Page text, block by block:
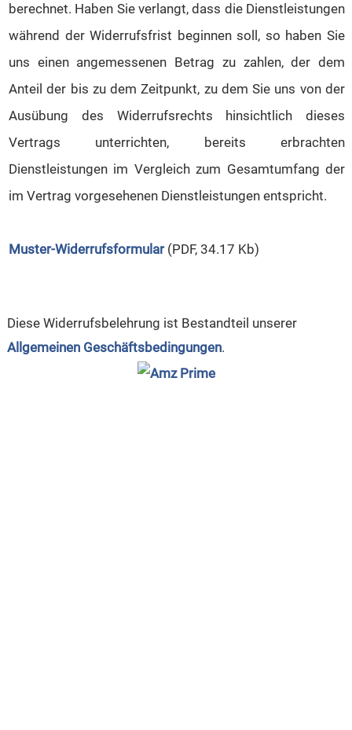
berechnet. Haben Sie verlangt, dass die Dienstleistungen
während der Widerrufsfrist beginnen soll, so haben Sie
uns einen angemessenen Betrag zu zahlen, der dem
Anteil der bis zu dem Zeitpunkt, zu dem Sie uns von der
Ausübung des Widerrufsrechts hinsichtlich dieses
Vertrags unterrichten, bereits erbrachten
Dienstleistungen im Vergleich zum Gesamtumfang der
im Vertrag vorgesehenen Dienstleistungen entspricht.
Muster-Widerrufsformular(PDF, 34.17 Kb)
Diese Widerrufsbelehrung ist Bestandteil unserer
Allgemeinen Geschäftsbedingungen.